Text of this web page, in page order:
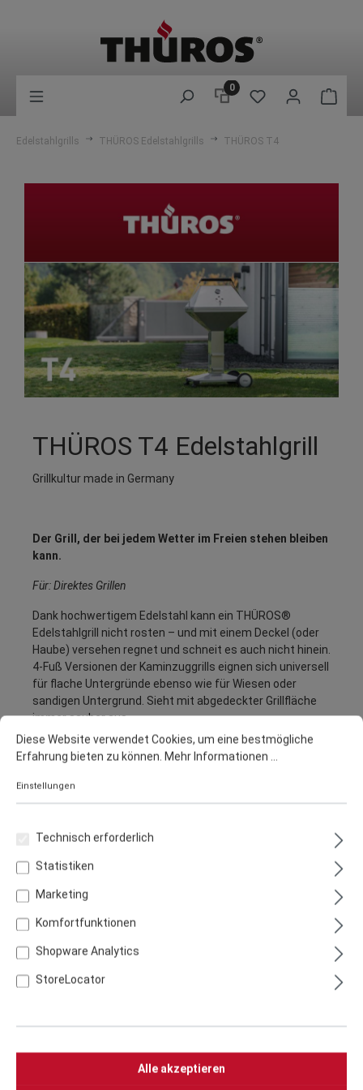
0
Edelstahlgrills THÜROS Edelstahlgrills THÜROS T4
THÜROS T4 Edelstahlgrill
Grillkultur made in Germany
Der Grill, der bei jedem Wetter im Freien stehen bleiben
kann.
Für: Direktes Grillen
Dank hochwertigem Edelstahl kann ein THÜROS®
Edelstahlgrill nicht rosten – und mit einem Deckel (oder
Haube) versehen regnet und schneit es auch nicht hinein.
4-Fuß Versionen der Kaminzuggrills eignen sich universell
für flache Untergründe ebenso wie für Wiesen oder
sandigen Untergrund. Sieht mit abgedeckter Grillfläche
immer sauber aus.
Notiz:Prinzipiell sind alle Fußvarianten für die
vorgestellten Kombinationen möglich.
Herstellung: Made in Germany
Artikelnummer:
Breite:
Höhe:
Tiefe:
Arbeitshöhe:
Gewicht:
Diese Website verwendet Cookies, um eine bestmögliche
Erfahrung bieten zu können. Mehr Informationen ...
Einstellungen
Technisch erforderlich
Statistiken
Marketing
Komfortfunktionen
Shopware Analytics
StoreLocator
Alle akzeptieren